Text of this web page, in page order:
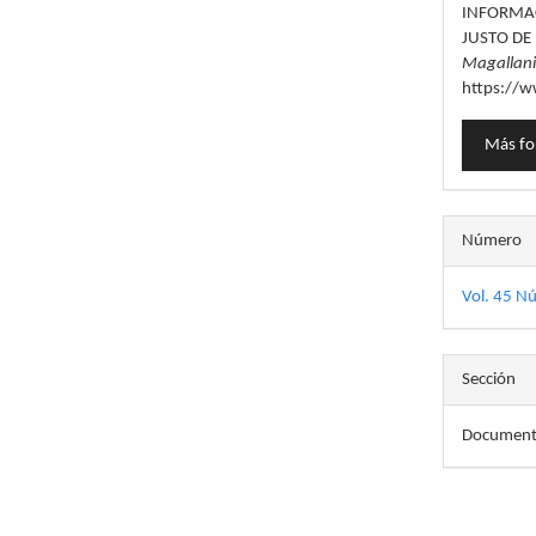
JUSTO
https://
Más
Número
Vol. 45
Sección